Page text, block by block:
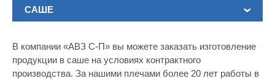
САШЕ
В компании «АВЗ С-П» вы можете заказать изготовление
продукции в саше на условиях контрактного
производства. За нашими плечами более 20 лет работы в